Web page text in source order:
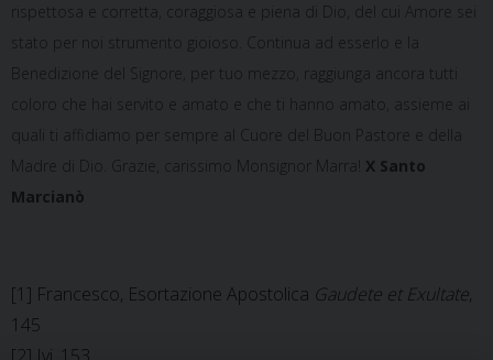
rispettosa e corretta, coraggiosa e piena di Dio, del cui Amore sei
stato per noi strumento gioioso. Continua ad esserlo e la
Benedizione del Signore, per tuo mezzo, raggiunga ancora tutti
coloro che hai servito e amato e che ti hanno amato, assieme ai
quali ti affidiamo per sempre al Cuore del Buon Pastore e della
Madre di Dio. Grazie, carissimo Monsignor Marra! X Santo
Marcianò
[1] Francesco, Esortazione Apostolica Gaudete et Exultate,
145